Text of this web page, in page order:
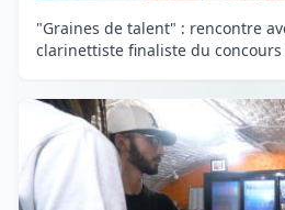
"Graines de talent" : rencontre
clarinettiste finaliste du concours